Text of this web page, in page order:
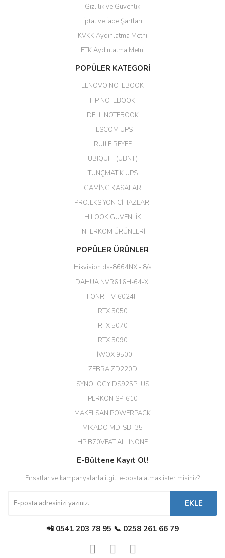
ahmet yiğit | 29/04/2026
Aldığım ürün kapalı kutu teslim
edildi. Teşekkür ederim.
GÜRKAN KETHÜDAOĞLU |
Her şey için teşekkür ederim çok
Erdal Cingöz | 07/02/2026
Başarılı. Bu vasıfta bir ürünü bu
kadar uygun fiyata bulabilmek
büyük şans. Güvenliticaret
(HIKVISION DS-3E0326P-E/M(B)
EROL ÇAKMAK | 26/12/2025
Diğer yorumları göster
Gizlilik ve Güvenlik
İptal ve İade Şartları
KVKK Aydınlatma Metni
ETK Aydınlatma Metni
POPÜLER KATEGORİ
LENOVO NOTEBOOK
HP NOTEBOOK
DELL NOTEBOOK
TESCOM UPS
RUIJIE REYEE
UBIQUITI (UBNT)
TUNÇMATİK UPS
GAMİNG KASALAR
PROJEKSİYON CİHAZLARI
HİLOOK GÜVENLİK
İNTERKOM ÜRÜNLERİ
POPÜLER ÜRÜNLER
Hikvision ds-8664NXI-I8/s
DAHUA NVR616H-64-XI
FONRİ TV-6024H
RTX 5050
RTX 5070
RTX 5090
TİWOX 9500
ZEBRA ZD220D
SYNOLOGY DS925PLUS
PERKON SP-610
MAKELSAN POWERPACK
MIKADO MD-SBT35
HP B70VFAT ALLINONE
E-Bültene Kayıt Ol!
Fırsatlar ve kampanyalarla ilgili e-posta almak ister misiniz?
EKLE
📲 0541 203 78 95 📞 0258 261 66 79